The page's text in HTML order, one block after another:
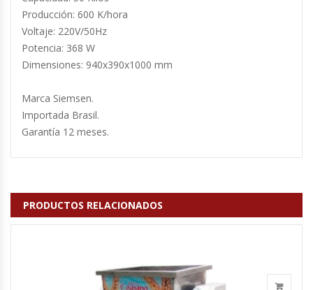
Extractoras De Jugos
Fabricadoras De Hielo
Formadora De Pizza
Freidoras Industriales
Granizadoras
Hornos A Piso Y Pizzeros
Producción: 600 K/hora
Voltaje: 220V/50Hz
Potencia: 368 W
Dimensiones: 940x390x1000 mm
Marca Siemsen.
Importada Brasil.
Garantía 12 meses.
PRODUCTOS RELACIONADOS